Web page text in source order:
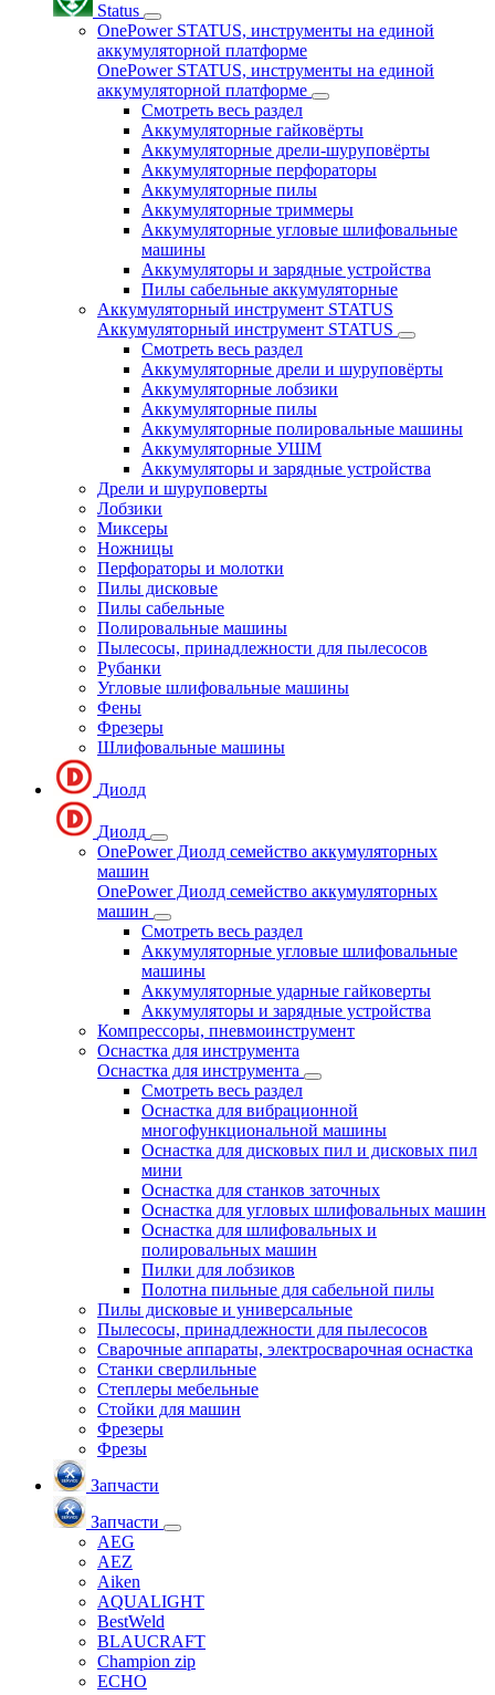
Status
OnePower STATUS, инструменты на единой
аккумуляторной платформе
OnePower STATUS, инструменты на единой
аккумуляторной платформе
Смотреть весь раздел
Аккумуляторные гайковёрты
Аккумуляторные дрели-шуруповёрты
Аккумуляторные перфораторы
Аккумуляторные пилы
Аккумуляторные триммеры
Аккумуляторные угловые шлифовальные
машины
Аккумуляторы и зарядные устройства
Пилы сабельные аккумуляторные
Аккумуляторный инструмент STATUS
Аккумуляторный инструмент STATUS
Смотреть весь раздел
Аккумуляторные дрели и шуруповёрты
Аккумуляторные лобзики
Аккумуляторные пилы
Аккумуляторные полировальные машины
Аккумуляторные УШМ
Аккумуляторы и зарядные устройства
Дрели и шуруповерты
Лобзики
Миксеры
Ножницы
Перфораторы и молотки
Пилы дисковые
Пилы сабельные
Полировальные машины
Пылесосы, принадлежности для пылесосов
Рубанки
Угловые шлифовальные машины
Фены
Фрезеры
Шлифовальные машины
Диолд
Диолд
OnePower Диолд семейство аккумуляторных
машин
OnePower Диолд семейство аккумуляторных
машин
Смотреть весь раздел
Аккумуляторные угловые шлифовальные
машины
Аккумуляторные ударные гайковерты
Аккумуляторы и зарядные устройства
Компрессоры, пневмоинструмент
Оснастка для инструмента
Оснастка для инструмента
Смотреть весь раздел
Оснастка для вибрационной
многофункциональной машины
Оснастка для дисковых пил и дисковых пил
мини
Оснастка для станков заточных
Оснастка для угловых шлифовальных машин
Оснастка для шлифовальных и
полировальных машин
Пилки для лобзиков
Полотна пильные для сабельной пилы
Пилы дисковые и универсальные
Пылесосы, принадлежности для пылесосов
Сварочные аппараты, электросварочная оснастка
Станки сверлильные
Степлеры мебельные
Стойки для машин
Фрезеры
Фрезы
Запчасти
Запчасти
AEG
AEZ
Aiken
AQUALIGHT
BestWeld
BLAUCRAFT
Champion zip
ECHO